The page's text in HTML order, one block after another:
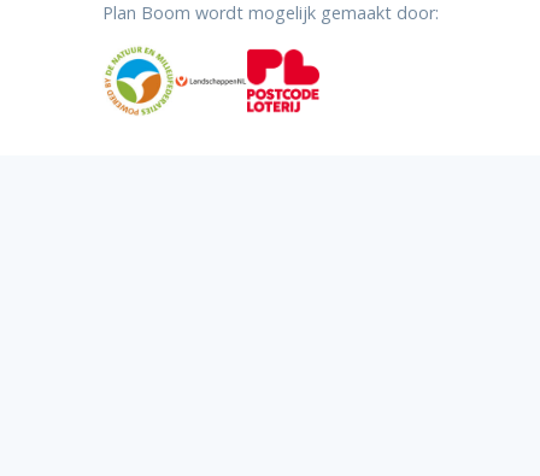
Plan Boom wordt mogelijk gemaakt door: